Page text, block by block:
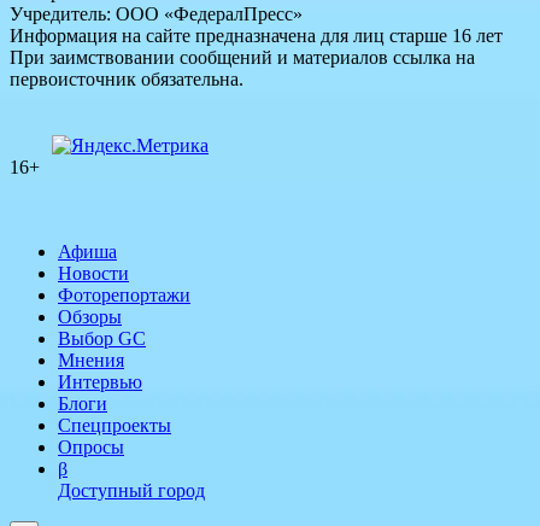
Учредитель: ООО «ФедералПресс»
Информация на сайте предназначена для лиц старше 16 лет
При заимствовании сообщений и материалов ссылка на
первоисточник обязательна.
16+
Афиша
Новости
Фоторепортажи
Обзоры
Выбор GC
Мнения
Интервью
Блоги
Спецпроекты
Опросы
β
Доступный город